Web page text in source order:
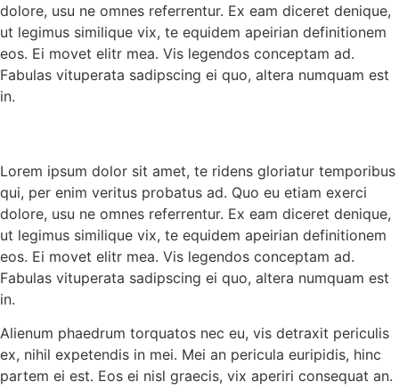
dolore, usu ne omnes referrentur. Ex eam diceret denique,
ut legimus similique vix, te equidem apeirian definitionem
eos. Ei movet elitr mea. Vis legendos conceptam ad.
Fabulas vituperata sadipscing ei quo, altera numquam est
in.
Lorem ipsum dolor sit amet, te ridens gloriatur temporibus
qui, per enim veritus probatus ad. Quo eu etiam exerci
dolore, usu ne omnes referrentur. Ex eam diceret denique,
ut legimus similique vix, te equidem apeirian definitionem
eos. Ei movet elitr mea. Vis legendos conceptam ad.
Fabulas vituperata sadipscing ei quo, altera numquam est
in.
Alienum phaedrum torquatos nec eu, vis detraxit periculis
ex, nihil expetendis in mei. Mei an pericula euripidis, hinc
partem ei est. Eos ei nisl graecis, vix aperiri consequat an.